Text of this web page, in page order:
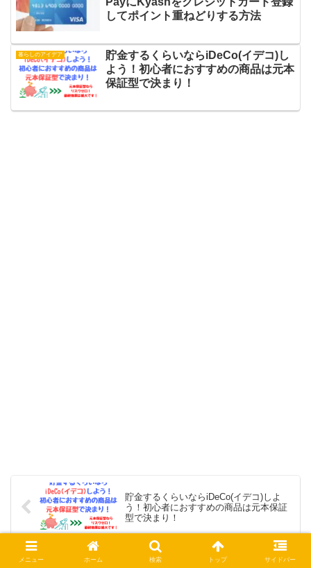
してポイント重ねどりする方法
暮らしのアイデア
貯金するくらいならiDeCo(イデコ)し
よう！初心者におすすめの商品は元本
保証型で決まり！
貯金するくらいならiDeCo(イデコ)しよ
う！初心者におすすめの商品は元本保証
型で決まり！
【3ヵ月無料キャンペーン開始】Rakuten
メニュー ホーム 検索 トップ サイドバー